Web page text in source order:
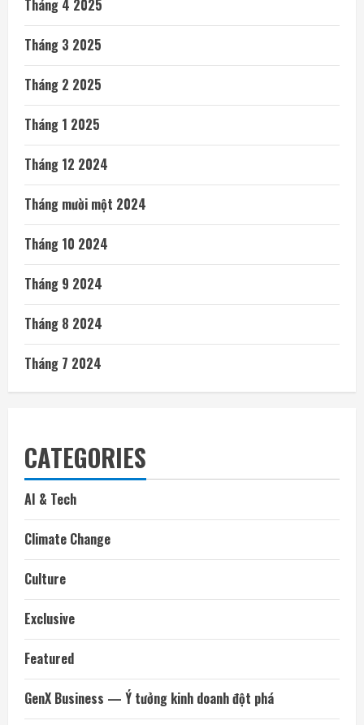
Tháng 4 2025
Tháng 3 2025
Tháng 2 2025
Tháng 1 2025
Tháng 12 2024
Tháng mười một 2024
Tháng 10 2024
Tháng 9 2024
Tháng 8 2024
Tháng 7 2024
CATEGORIES
AI & Tech
Climate Change
Culture
Exclusive
Featured
GenX Business — Ý tưởng kinh doanh đột phá